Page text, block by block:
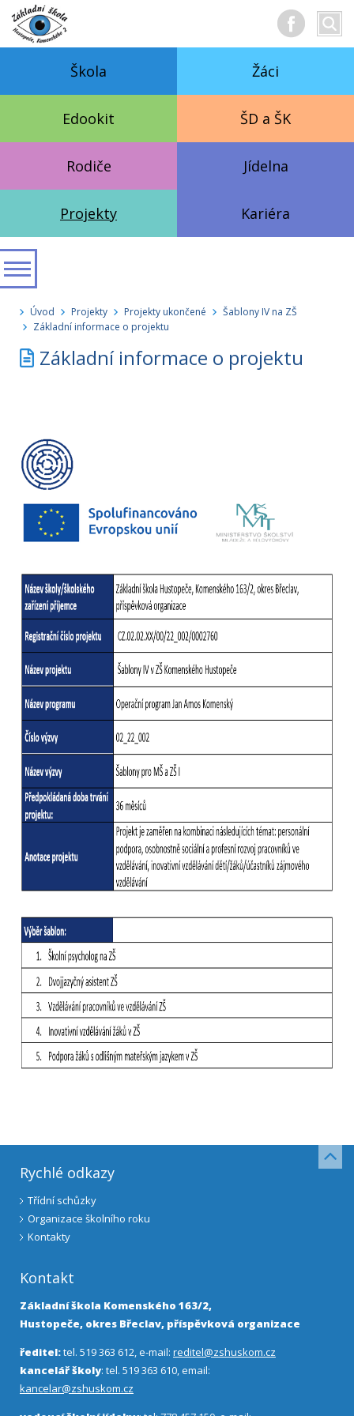
text
Škola Žáci
Edookit ŠD a ŠK
Rodiče Jídelna
Projekty Kariéra
Úvod Projekty Projekty ukončené
Šablony IV na ZŠ
Základní informace o projektu
Základní informace o projektu
Rychlé odkazy
Třídní schůzky
Organizace školního roku
Kontakty
Kontakt
Základní škola Komenského 163/2,
Hustopeče, okres Břeclav, příspěvková organizace
ředitel:tel. 519 363 612, e-mail: reditel@zshuskom.cz
kancelář školy: tel. 519 363 610, email:
kancelar@zshuskom.cz